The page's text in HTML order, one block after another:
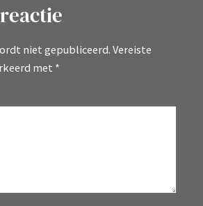
niet gepubliceerd. Vereiste
met *